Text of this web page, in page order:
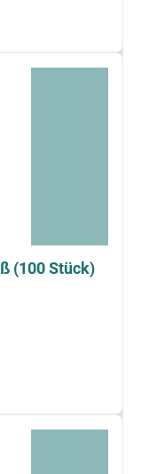
(100 Stück)